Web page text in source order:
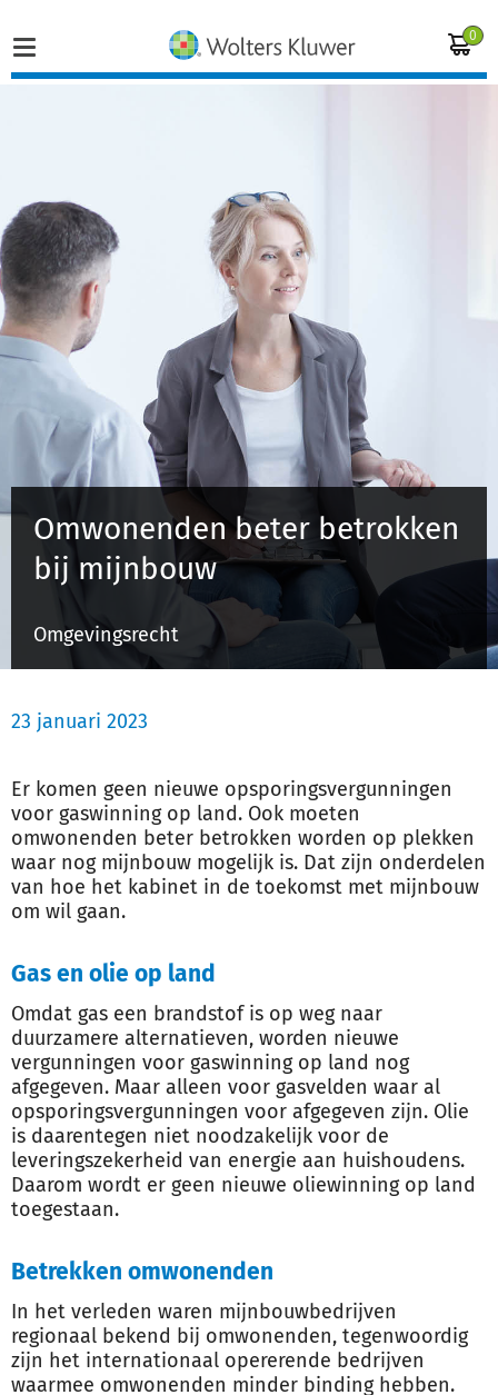
0
Vakgebieden
Actueel
Producten
Opleidingen
Juridisch advies
Inloggen op de kennisbank
Inloggen
Registreren
Omwonenden beter betrokken
bij mijnbouw
Omgevingsrecht
23 januari 2023
Er komen geen nieuwe opsporingsvergunningen
voor gaswinning op land. Ook moeten
omwonenden beter betrokken worden op plekken
waar nog mijnbouw mogelijk is. Dat zijn onderdelen
van hoe het kabinet in de toekomst met mijnbouw
om wil gaan.
Gas en olie op land
Omdat gas een brandstof is op weg naar
duurzamere alternatieven, worden nieuwe
vergunningen voor gaswinning op land nog
afgegeven. Maar alleen voor gasvelden waar al
opsporingsvergunningen voor afgegeven zijn. Olie
is daarentegen niet noodzakelijk voor de
leveringszekerheid van energie aan huishoudens.
Daarom wordt er geen nieuwe oliewinning op land
toegestaan.
Betrekken omwonenden
In het verleden waren mijnbouwbedrijven
regionaal bekend bij omwonenden, tegenwoordig
zijn het internationaal opererende bedrijven
waarmee omwonenden minder binding hebben.